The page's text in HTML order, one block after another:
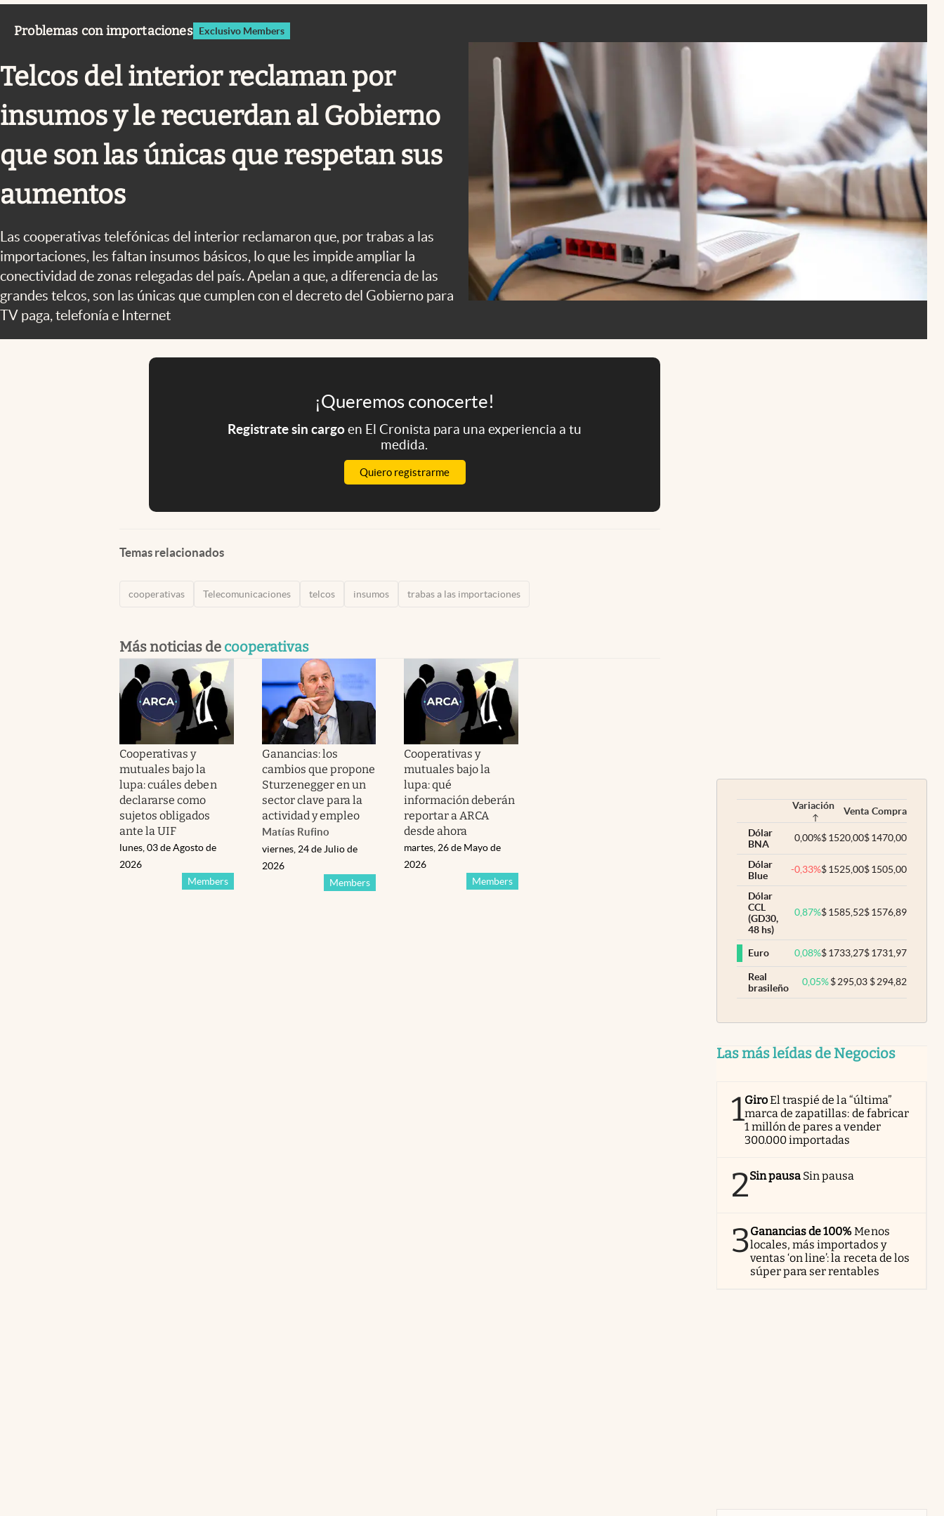
Infotechnology
Clase
Mundial 2026
Eventos Corporativos
Mediakit
abre en nueva pestaña
Problemas con importaciones Exclusivo Members
Telcos del interior reclaman por
insumos y le recuerdan al Gobierno
que son las únicas que respetan sus
aumentos
Las cooperativas telefónicas del interior reclamaron que, por trabas a las
importaciones, les faltan insumos básicos, lo que les impide ampliar la
conectividad de zonas relegadas del país. Apelan a que, a diferencia de las
grandes telcos, son las únicas que cumplen con el decreto del Gobierno para
TV paga, telefonía e Internet
¡Queremos conocerte!
Registrate sin cargoen El Cronista para una experiencia a tu
medida.
Quiero registrarme
Temas relacionados
cooperativas Telecomunicaciones telcos insumos trabas a las importaciones
Más noticias de cooperativas
Cooperativas y
mutuales bajo la
lupa: cuáles deben
declararse como
sujetos obligados
ante la UIF
Members
lunes, 03 de Agosto de
2026
Ganancias: los
cambios que propone
Sturzenegger en un
sector clave para la
actividad y empleo
Matías Rufino
Members
viernes, 24 de Julio de
2026
Cooperativas y
mutuales bajo la
lupa: qué
información deberán
reportar a ARCA
desde ahora
Members
martes, 26 de Mayo de
2026
Variación Venta Compra
Dólar
BNA
0,00%$1520,00$1470,00
Dólar
Blue
-0,33%$1525,00$1505,00
Dólar
CCL
(GD30,
48 hs)
0,87%$1585,52$1576,89
Euro 0,08%$1733,27$1731,97
Real
brasileño
0,05% $295,03 $294,82
Las más leídas de Negocios
1GiroEl traspié de la “última”
marca de zapatillas: de fabricar
1 millón de pares a vender
300.000 importadas
2Sin pausa Sin pausa
3Ganancias de 100%Menos
locales, más importados y
ventas ‘on line’: la receta de los
súper para ser rentables